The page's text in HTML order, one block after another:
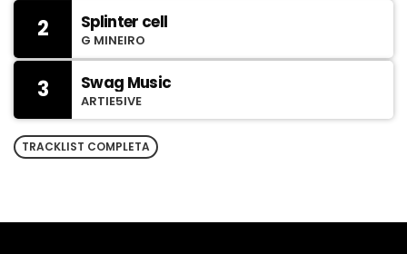
2 Splinter cell
G MINEIRO
3 Swag Music
ARTIE5IVE
TRACKLIST COMPLETA